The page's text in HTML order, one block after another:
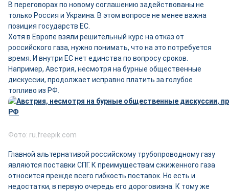
В переговорах по новому соглашению задействованы не
только Россия и Украина. В этом вопросе не менее важна
позиция государств ЕС.
Хотя в Европе взяли решительный курс на отказ от
российского газа, нужно понимать, что на это потребуется
время. И внутри ЕС нет единства по вопросу сроков.
Например, Австрия, несмотря на бурные общественные
дискуссии, продолжает исправно платить за голубое
топливо из РФ.
Фото: ru.freepik.com
Главной альтернативой российскому трубопроводному газу
являются поставки СПГ. К преимуществам сжиженного газа
относится прежде всего гибкость поставок. Но есть и
недостатки, в первую очередь его дороговизна. К тому же